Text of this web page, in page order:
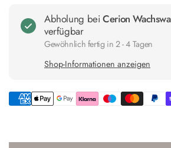
Abholung beiCerion
verfügbar
Gewöhnlich fertig in 2 - 4 Tagen
Shop-Informationen anzeigen